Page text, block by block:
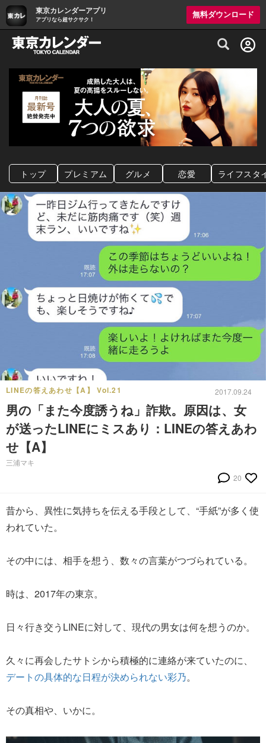
東京カレンダーアプリ
アプリなら超サクサク！
無料ダウンロード
グルメ情報・プレミアムレストラン予約
トップ プレミアム グルメ 恋愛 ライフスタ
LINEの答えあわせ【A】 Vol.21 2017.09.24
男の「また今度誘うね」詐欺。原因は、女
が送ったLINEにミスあり：LINEの答えあわ
せ【A】
三浦マキ
20
昔から、異性に気持ちを伝える手段として、“手紙”が多く使
われていた。
その中には、相手を想う、数々の言葉がつづられている。
時は、2017年の東京。
日々行き交うLINEに対して、現代の男女は何を想うのか。
久々に再会したサトシから積極的に連絡が来ていたのに、
デートの具体的な日程が決められない彩乃。
その真相や、いかに。